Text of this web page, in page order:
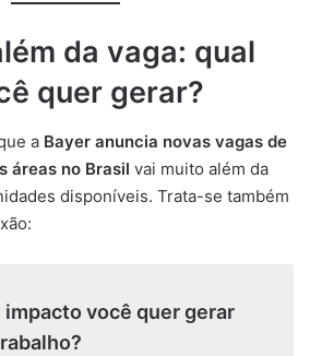
da vaga: qual
quer gerar?
a Bayer anuncia novas vagas de
áreas no Brasil vai muito além da
disponíveis. Trata-se também
impacto você quer gerar